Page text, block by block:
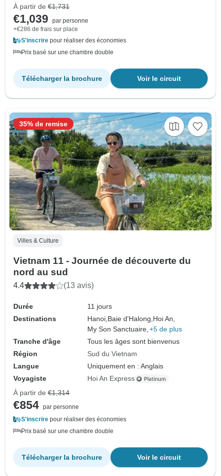
À partir de €1,731
€1,039
par personne
+€286 de frais sur place
S'inscrire pour réaliser des économies
Prix basé sur une chambre double
Voir le circuit
Télécharger la brochure
Villes & Culture
Vietnam 11 - Journée de découverte du
nord au sud
4.4 (13 avis)
Durée
11 jours
Destinations
Hanoi,Baie d'Halong,Hoi An,
My Son Sanctuaire, +5 de plus
Tranche d'âge
Tous les âges sont bienvenus
Région
Sud du Vietnam
Langue
Uniquement en : Anglais
Voyagiste
Hoi An Express
35% de remise
À partir de €1,314
€854 par personne
S'inscrire pour réaliser des économies
Prix basé sur une chambre double
Voir le circuit
Télécharger la brochure